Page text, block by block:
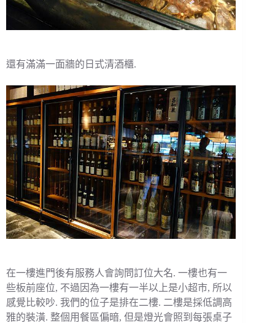
還有滿滿一面牆的日式清酒櫃.
在一樓進門後有服務人會詢問訂位大名. 一樓也有一
些板前座位, 不過因為一樓有一半以上是小超市, 所以
感覺比較吵. 我們的位子是排在二樓. 二樓是採低調高
雅的裝潢. 整個用餐區偏暗, 但是燈光會照到每張桌子